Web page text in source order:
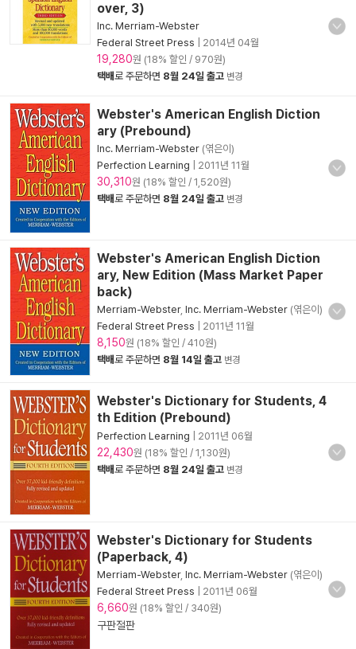
over, 3)
Inc. Merriam-Webster
Federal Street Press
2014년 04월
19,280원 (18% 할인 / 970원)
택배로 주문하면 8월 24일 출고 변경
Webster's American English Diction
ary (Prebound)
Inc. Merriam-Webster (엮은이)
Perfection Learning
2011년 11월
30,310원 (18% 할인 / 1,520원)
택배로 주문하면 8월 24일 출고 변경
Webster's American English Diction
ary, New Edition (Mass Market Paper
back)
Merriam-Webster, Inc. Merriam-Webster (엮은이)
Federal Street Press
2011년 11월
8,150원 (18% 할인 / 410원)
택배로 주문하면 8월 14일 출고 변경
Webster's Dictionary for Students, 4
th Edition (Prebound)
Perfection Learning 2011년 06월
22,430원 (18% 할인 / 1,130원)
택배로 주문하면 8월 24일 출고 변경
Webster's Dictionary for Students
(Paperback, 4)
Merriam-Webster, Inc. Merriam-Webster (엮은이)
Federal Street Press
2011년 06월
6,660원 (18% 할인 / 340원)
구판절판